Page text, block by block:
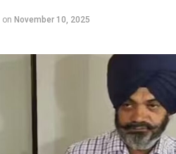
on November 10, 2025